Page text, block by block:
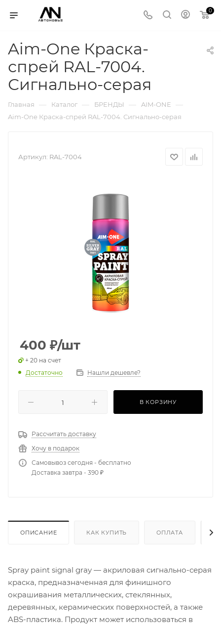
0
Aim-One Краска-
спрей RAL-7004.
Сигнально-серая
Главная — Каталог — БРЕНДЫ — AIM-ONE —
Aim-One Краска-спрей RAL-7004. Сигнально-серая
Артикул: RAL-7004
400 ₽/шт
+ 20 на счет
Достаточно
Нашли дешевле?
В КОРЗИНУ
Рассчитать доставку
Хочу в подарок
Самовывоз сегодня - бесплатно
Доставка завтра - 390 ₽
ОПИСАНИЕ КАК КУПИТЬ ОПЛАТА
Spray paint signal gray — акриловая сигнально-серая
краска, предназначенная для финишного
окрашивания металлических, стеклянных,
деревянных, керамических поверхностей, а также
ABS-пластика. Продукт может использоваться в